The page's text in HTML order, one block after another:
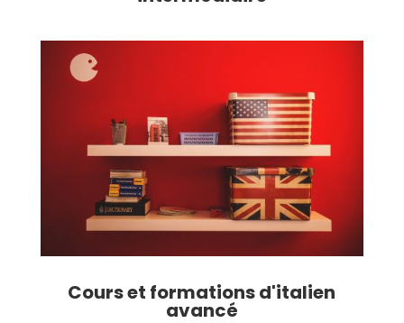
Cours et formations d'italien
avancé